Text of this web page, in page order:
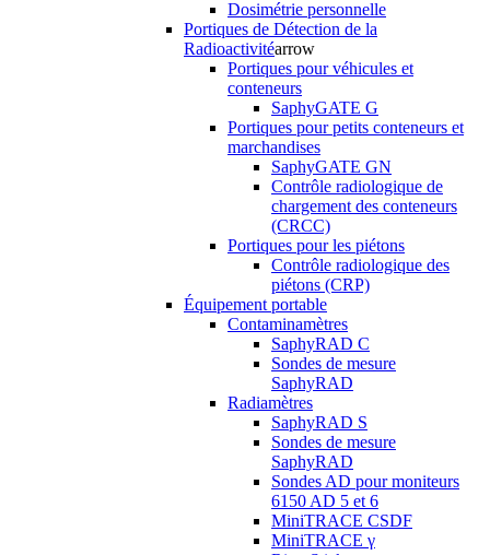
Dosimétrie personnelle
Portiques de Détection de la
Radioactivitéarrow
Portiques pour véhicules et
conteneurs
SaphyGATE G
Portiques pour petits conteneurs et
marchandises
SaphyGATE GN
Contrôle radiologique de
chargement des conteneurs
(CRCC)
Portiques pour les piétons
Contrôle radiologique des
piétons (CRP)
Équipement portable
Contaminamètres
SaphyRAD C
Sondes de mesure
SaphyRAD
Radiamètres
SaphyRAD S
Sondes de mesure
SaphyRAD
Sondes AD pour moniteurs
6150 AD 5 et 6
MiniTRACE CSDF
MiniTRACE γ